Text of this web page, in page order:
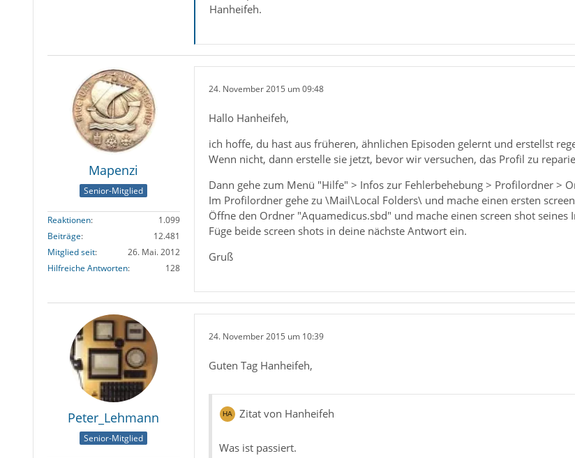
Hanheifeh.
Mapenzi
Senior-Mitglied
Reaktionen
1.099
Beiträge
12.481
Mitglied seit
26. Mai. 2012
Hilfreiche Antworten
128
24. November 2015 um 09:48
Hallo Hanheifeh,
ich hoffe, du hast aus früheren, ähnlichen Episoden gelernt und erstellst
Wenn nicht, dann erstelle sie jetzt, bevor wir versuchen, das Profil zu
Dann gehe zum Menü "Hilfe" > Infos zur Fehlerbehebung > Profilordner >
Im Profilordner gehe zu \Mail\Local Folders\ und mache einen ersten
Öffne den Ordner "Aquamedicus.sbd" und mache einen screen shot seines
Füge beide screen shots in deine nächste Antwort ein.
Gruß
Peter_Lehmann
Senior-Mitglied
24. November 2015 um 10:39
Guten Tag Hanheifeh,
Zitat von Hanheifeh
Was ist passiert.